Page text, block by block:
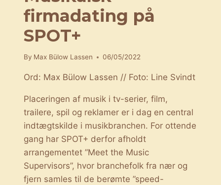
firmadating på
SPOT+
By Max Bülow Lassen 06/05/2022
Ord: Max Bülow Lassen // Foto: Line Svindt
Placeringen af musik i tv-serier, film,
trailere, spil og reklamer er i dag en central
indtægtskilde i musikbranchen. For ottende
gang har SPOT+ derfor afholdt
arrangementet ”Meet the Music
Supervisors”, hvor branchefolk fra nær og
fjern samles til de berømte ”speed-